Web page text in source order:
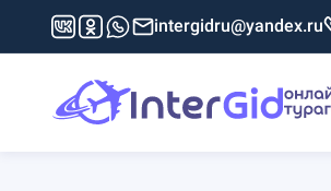
intergidru@yandex.ru